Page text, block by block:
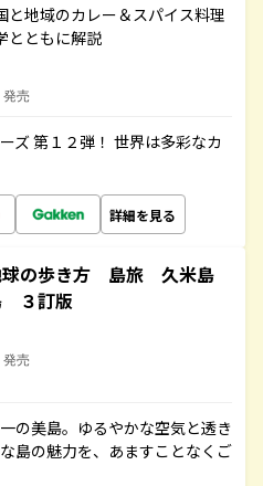
と地域のカレー＆スパイス料理
とともに解説
発売
第１２弾！ 世界は多彩なカ
詳細を見る
の歩き方 島旅 久米島
３訂版
発売
の美島。ゆるやかな空気と透き
島の魅力を、あますことなくご